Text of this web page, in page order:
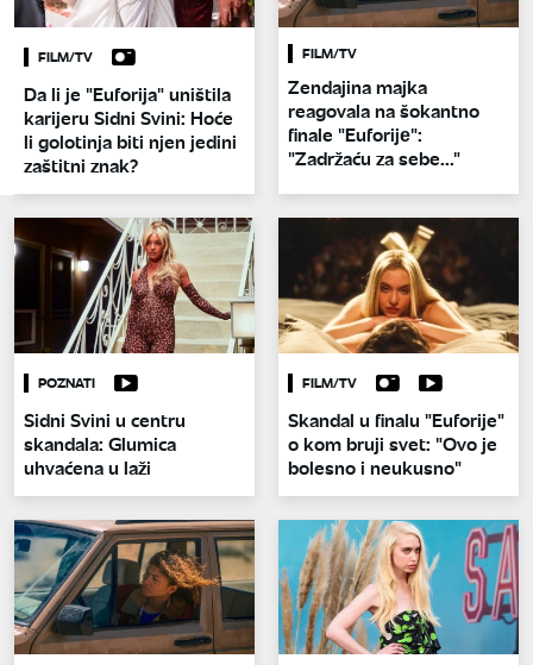
FILM/TV
Da li je "Euforija" uništila
karijeru Sidni Svini: Hoće
li golotinja biti njen jedini
zaštitni znak?
FILM/TV
Zendajina majka
reagovala na šokantno
finale "Euforijе":
"Zadržaću za sebe..."
POZNATI
Sidni Svini u centru
skandala: Glumica
uhvaćena u laži
FILM/TV
Skandal u finalu "Euforije"
o kom bruji svet: "Ovo je
bolesno i neukusno"